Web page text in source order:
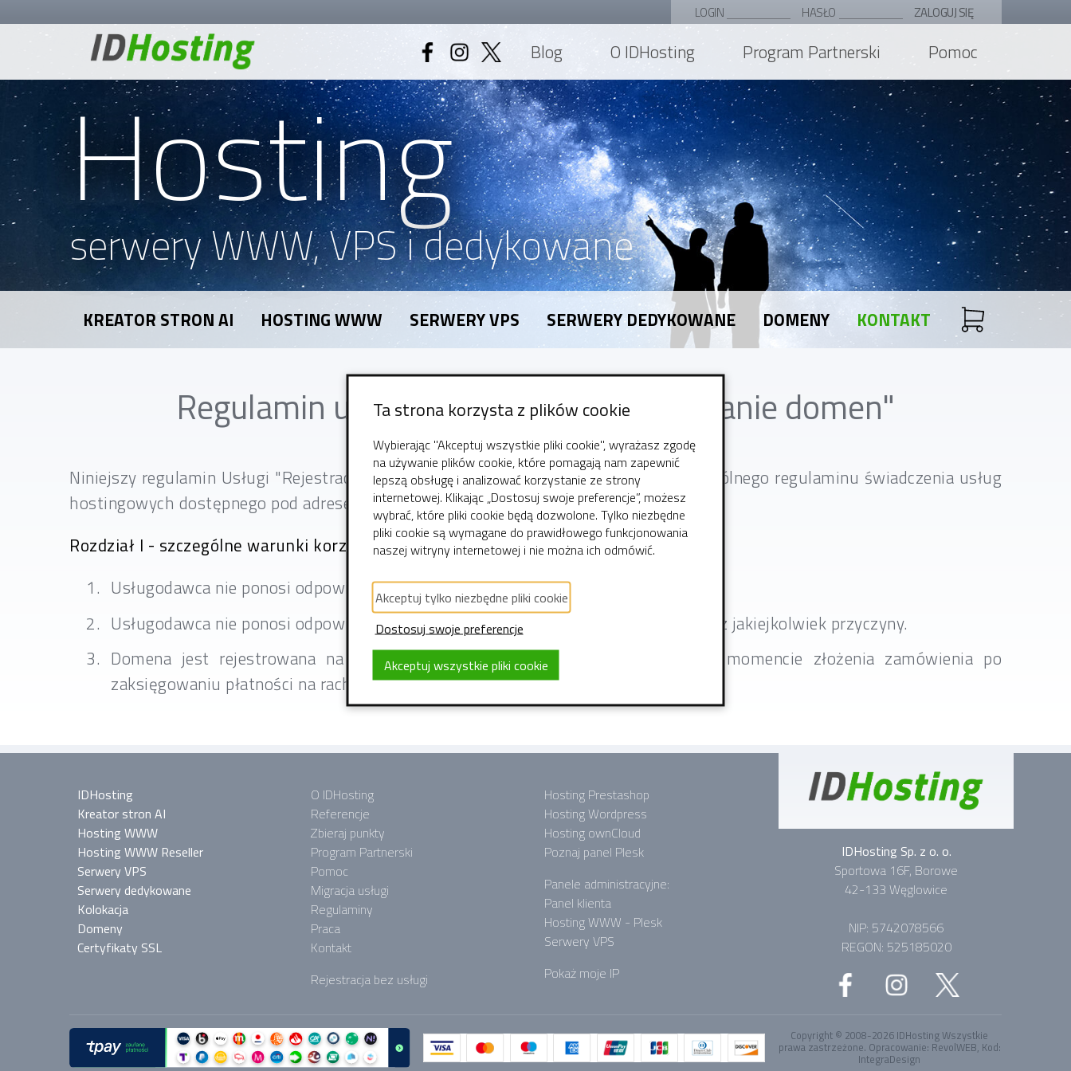
LOGIN HASŁO ZALOGUJ SIĘ
Blog O IDHosting Program Partnerski Pomoc
Hosting
serwery WWW, VPS i dedykowane
KREATOR STRON AI HOSTING WWW SERWERY VPS SERWERY DEDYKOWANE DOMENY KONTAKT
Regulamin usługi "Rejestracja i odnawianie domen"
Niniejszy regulamin Usługi "Rejestracja i odnawianie domen" jest integralną częścią Ogólnego regulaminu świadczenia usług
hostingowych dostępnego pod adresem
https://idhosting.pl/regulamin/ogolny.html
Rozdział I - szczególne warunki korzystania z usługi
Usługodawca nie ponosi odpowiedzialności za dostępność danej nazwy domeny.
Usługodawca nie ponosi odpowiedzialności za utratę domeny przez Usługobiorcę z jakiejkolwiek przyczyny.
Domena jest rejestrowana na dane podane przez Usługobiorcę w Koncie w momencie złożenia zamówienia po
zaksięgowaniu płatności na rachunku bankowym Usługodawcy.
IDHosting Sp. z o. o.
Sportowa 16F, Borowe
42-133 Węglowice
NIP: 5742078566
REGON: 525185020
IDHosting
Kreator stron AI
Hosting WWW
Hosting WWW Reseller
Serwery VPS
Serwery dedykowane
Kolokacja
Domeny
Certyfikaty SSL
O IDHosting
Referencje
Zbieraj punkty
Program Partnerski
Pomoc
Migracja usługi
Regulaminy
Praca
Kontakt
Rejestracja bez usługi
Hosting Prestashop
Hosting Wordpress
Hosting ownCloud
Poznaj panel Plesk
Panele administracyjne:
Panel klienta
Hosting WWW - Plesk
Serwery VPS
Pokaż moje IP
Copyright © 2008-2026 IDHostingWszystkie
prawa zastrzeżone. Opracowanie: RevolWEB, Kod:
IntegraDesign
Ta strona korzysta z plików cookie
Wybierając "Akceptuj wszystkie pliki cookie", wyrażasz zgodę
na używanie plików cookie, które pomagają nam zapewnić
lepszą obsługę i analizować korzystanie ze strony
internetowej. Klikając „Dostosuj swoje preferencje”, możesz
wybrać, które pliki cookie będą dozwolone. Tylko niezbędne
pliki cookie są wymagane do prawidłowego funkcjonowania
naszej witryny internetowej i nie można ich odmówić.
Akceptuj tylko niezbędne pliki cookie
Dostosuj swoje preferencje
Akceptuj wszystkie pliki cookie